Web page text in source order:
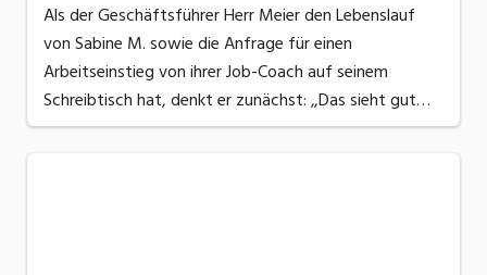
Als der Geschäftsführer Herr Meier den Lebenslauf
von Sabine M. sowie die Anfrage für einen
Arbeitseinstieg von ihrer Job-Coach auf seinem
Schreibtisch hat, denkt er zunächst: ‚,Das sieht gut
aus, aber sie wird von der IV begleitet. Könnte sie